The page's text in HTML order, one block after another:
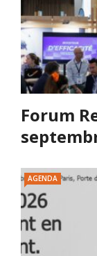
Forum
AGENDA